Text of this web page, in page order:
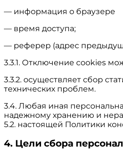
— информация о браузере
— время доступа;
— реферер (адрес
3.3.1. Отключение cookies
3.3.2. осуществляет сбор
технических проблем.
3.4. Любая иная
надежному хранению и
5.2. настоящей Политики
4. Цели сбора